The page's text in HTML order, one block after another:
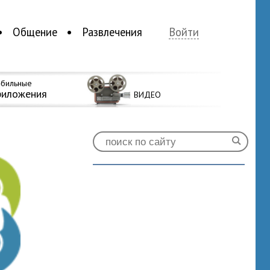
Общение Развлечения Войти
ВИДЕО